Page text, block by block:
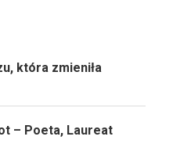
która zmieniła
– Poeta, Laureat